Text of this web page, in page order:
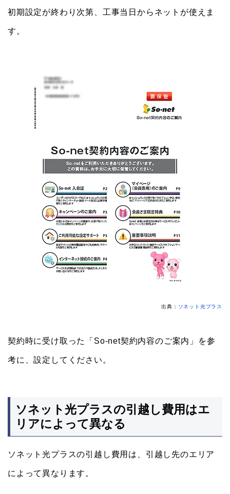
初期設定が終わり次第、工事当日からネットが使えま
す。
出典： ソネット光プラス
契約時に受け取った「So-net契約内容のご案内」を参
考に、設定してください。
ソネット光プラスの引越し費用はエ
リアによって異なる
ソネット光プラスの引越し費用は、引越し先のエリア
によって異なります。